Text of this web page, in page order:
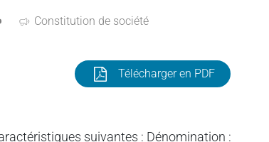
Constitution de société
Télécharger en PDF
suivantes : Dénomination :